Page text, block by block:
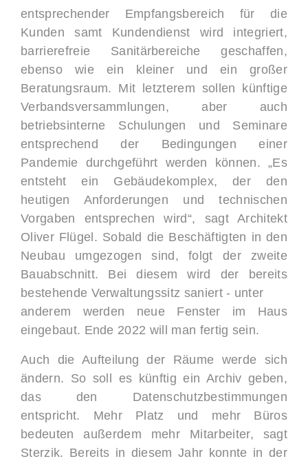
entsprechender Empfangsbereich für die
Kunden samt Kundendienst wird integriert,
barrierefreie Sanitärbereiche geschaffen,
ebenso wie ein kleiner und ein großer
Beratungsraum. Mit letzterem sollen künftige
Verbandsversammlungen, aber auch
betriebsinterne Schulungen und Seminare
entsprechend der Bedingungen einer
Pandemie durchgeführt werden können. „Es
entsteht ein Gebäudekomplex, der den
heutigen Anforderungen und technischen
Vorgaben entsprechen wird“, sagt Architekt
Oliver Flügel. Sobald die Beschäftigten in den
Neubau umgezogen sind, folgt der zweite
Bauabschnitt. Bei diesem wird der bereits
bestehende Verwaltungssitz saniert - unter
anderem werden neue Fenster im Haus
eingebaut. Ende 2022 will man fertig sein.
Auch die Aufteilung der Räume werde sich
ändern. So soll es künftig ein Archiv geben,
das den Datenschutzbestimmungen
entspricht. Mehr Platz und mehr Büros
bedeuten außerdem mehr Mitarbeiter, sagt
Sterzik. Bereits in diesem Jahr konnte in der